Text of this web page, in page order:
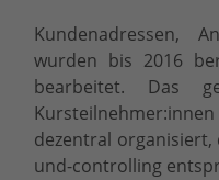
Kundenadressen,
wurden bis 2016
bearbeitet. Das
dezentral organisiert,
und-controlling